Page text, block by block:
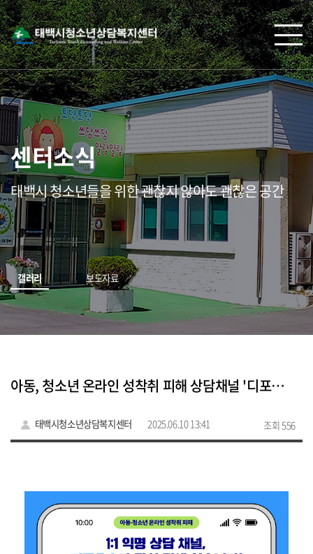
센터소식
태백시 청소년들을 위한 괜찮지 않아도 괜찮은 공간
갤러리 보도자료
아동, 청소년 온라인 성착취 피해 상담채널 '디포유스'
태백시청소년상담복지센터 2025.06.10 13:41 조회 556